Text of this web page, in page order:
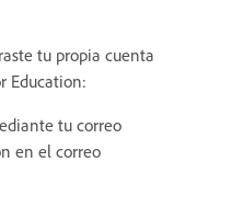
tu propia cuenta
Education:
tu correo
en el correo